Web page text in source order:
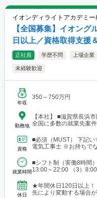
イオンディライトアカデミー
【全国募集】イオング
日以上／資格取得支援
正社員 学歴不問 上場企業
未経験歓迎
年収
350～750万円
勤務地
【本社】 ■滋賀県長浜
全国に多数の就業先案
す。 ■北海道 ■東北
川・調布・西東京 └横
船橋・市川・柏・浦安
橋・岡崎・長久手・日
津・四日市・桑名・
和泉・泉南 └神戸市・
京・舞鶴・木津・木津
資格
■必須（MUST） 下記
電気工事士 ※お持ちで
就業時間
■シフト制（実働8時間
13:00～22:00 （3）
休日
★年間休日120日以上
先により変動する場合